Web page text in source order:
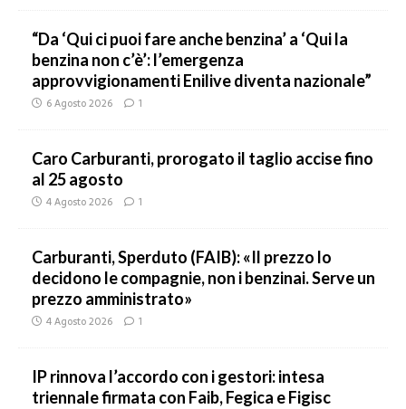
“Da ‘Qui ci puoi fare anche benzina’ a ‘Qui la
benzina non c’è’: l’emergenza
approvvigionamenti Enilive diventa nazionale”
6 Agosto 2026 1
Caro Carburanti, prorogato il taglio accise fino
al 25 agosto
4 Agosto 2026 1
Carburanti, Sperduto (FAIB): «Il prezzo lo
decidono le compagnie, non i benzinai. Serve un
prezzo amministrato»
4 Agosto 2026 1
IP rinnova l’accordo con i gestori: intesa
triennale firmata con Faib, Fegica e Figisc